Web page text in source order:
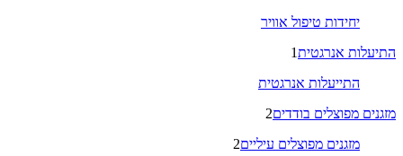
יחידות טיפול אוויר
התיעלות אנרגטית1
התייעלות אנרגטית
מזגנים מפוצלים בודדים2
מזגנים מפוצלים עיליים2